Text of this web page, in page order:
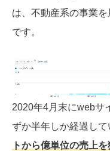
は、不動産系の事業
です。
2020年4月末にwebサ
ずか半年しか経過して
トから億単位の売上